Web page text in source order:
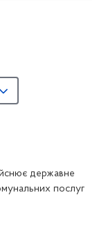
державне
послуг